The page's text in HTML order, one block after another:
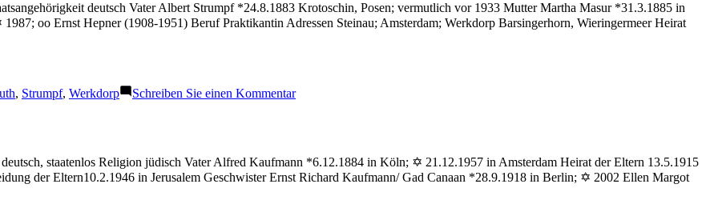
deutsch Vater Albert Strumpf *24.8.1883 Krotoschin, Posen; vermutlich vor 1933 Mutter Martha Masur *31.3.1885 in
oo Ernst Hepner (1908-1951) Beruf Praktikantin Adressen Steinau; Amsterdam; Werkdorp Barsingerhorn, Wieringermeer Heirat
, Strumpf, Werkdorp Schreiben Sie einen Kommentarzu
staatenlos Religion jüdisch Vater Alfred Kaufmann *6.12.1884 in Köln; ✡ 21.12.1957 in Amsterdam Heirat der Eltern 13.5.1915
der Eltern10.2.1946 in Jerusalem Geschwister Ernst Richard Kaufmann/ Gad Canaan *28.9.1918 in Berlin; ✡ 2002 Ellen Margot